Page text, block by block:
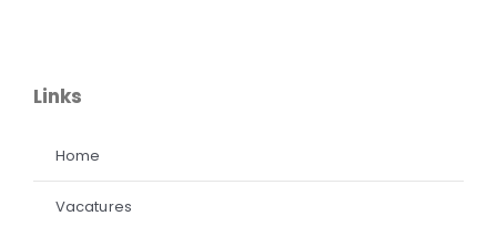
Links
Home
Vacatures